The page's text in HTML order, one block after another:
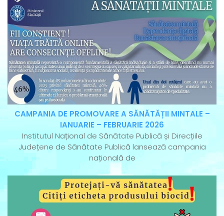
CAMPANIA DE PROMOVARE A SĂNĂTĂȚII MINTALE –
IANUARIE – FEBRUARIE 2026
Institutul Național de Sănătate Publică și Direcțiile
Județene de Sănătate Publică lansează campania
națională de